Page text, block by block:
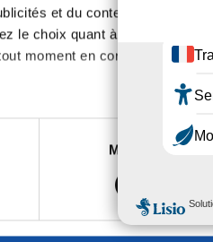
et du contenu, ainsi que de
le choix quant à l'utilisation de
moment en consultant la
à plusieurs mètres près
reportez-vous à lasection «
la déclaration sur les cookies.
Marketing